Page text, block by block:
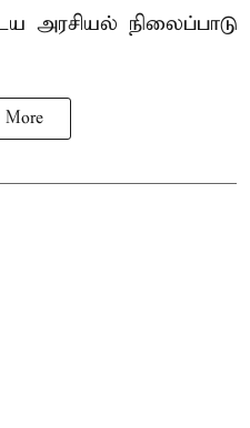
அரசியல் நிலைப்பாடு
More